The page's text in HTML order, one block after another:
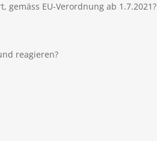
gemäss EU-Verordnung ab 1.7.2021?
reagieren?